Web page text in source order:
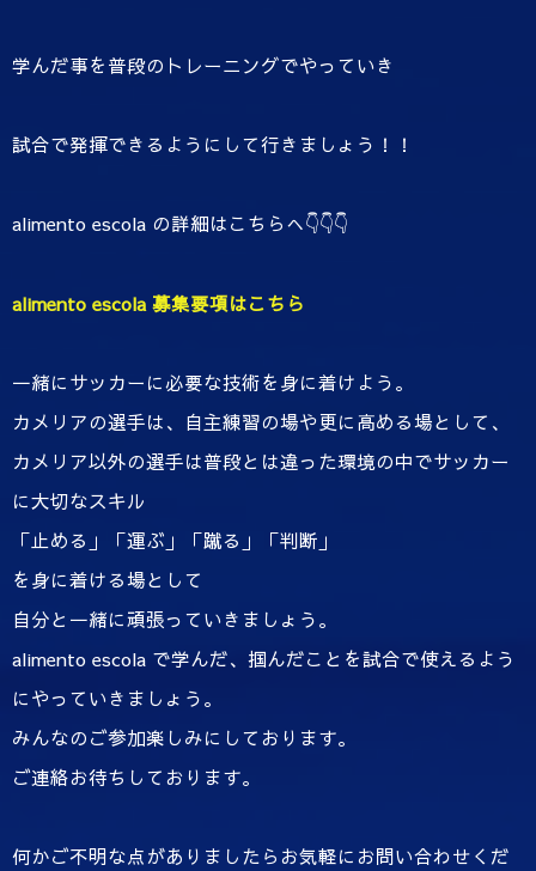
学んだ事を普段のトレーニングでやっていき
試合で発揮できるようにして行きましょう！！
alimento escola の詳細はこちらへ👇👇👇
alimento escola 募集要項はこちら
一緒にサッカーに必要な技術を身に着けよう。
カメリアの選手は、自主練習の場や更に高める場として、
カメリア以外の選手は普段とは違った環境の中でサッカー
に大切なスキル
「止める」「運ぶ」「蹴る」「判断」
を身に着ける場として
自分と一緒に頑張っていきましょう。
alimento escola で学んだ、掴んだことを試合で使えるよう
にやっていきましょう。
みんなのご参加楽しみにしております。
ご連絡お待ちしております。
何かご不明な点がありましたらお気軽にお問い合わせくだ